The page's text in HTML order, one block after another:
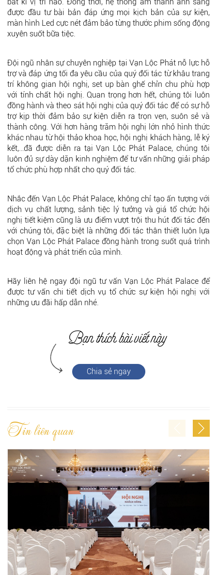
được đầu tư bài bản đáp ứng mọi kịch bản của sự kiện,
màn hình Led cực nét đảm bảo từng thước phim sống động
xuyên suốt bữa tiệc.
Đội ngũ nhân sự chuyên nghiệp tại Vạn Lộc Phát nỗ lực hỗ
trợ và đáp ứng tối đa yêu cầu của quý đối tác từ khâu trang
trí không gian hội nghị, set up bàn ghế chỉn chu phù hợp
với tính chất hội nghị. Quan trọng hơn hết, chúng tôi luôn
đồng hành và theo sát hội nghị của quý đối tác để có sự hỗ
trợ kịp thời đảm bảo sự kiện diễn ra trọn vẹn, suôn sẻ và
thành công. Với hơn hàng trăm hội nghị lớn nhỏ hình thức
khác nhau từ hội thảo khoa học, hội nghị khách hàng, lễ ký
kết,…đã được diễn ra tại Vạn Lộc Phát Palace, chúng tôi
luôn đủ sự dày dặn kinh nghiệm để tư vấn những giải pháp
tổ chức phù hợp nhất cho quý đối tác.
Nhắc đến Vạn Lộc Phát Palace, không chỉ tạo ấn tượng với
dịch vụ chất lượng, sảnh tiệc lý tưởng và giá tổ chức hội
nghị tiết kiệm cũng là ưu điểm vượt trội thu hút đối tác đến
với chúng tôi, đặc biệt là những đối tác thân thiết luôn lựa
chọn Vạn Lộc Phát Palace đồng hành trong suốt quá trình
hoạt động và phát triển của mình.
Hãy liên hệ ngay đội ngũ tư vấn Vạn Lộc Phát Palace để
được tư vấn chi tiết dịch vụ tổ chức sự kiện hội nghị với
những ưu đãi hấp dẫn nhé.
Chia sẻ ngay
Tin liên quan